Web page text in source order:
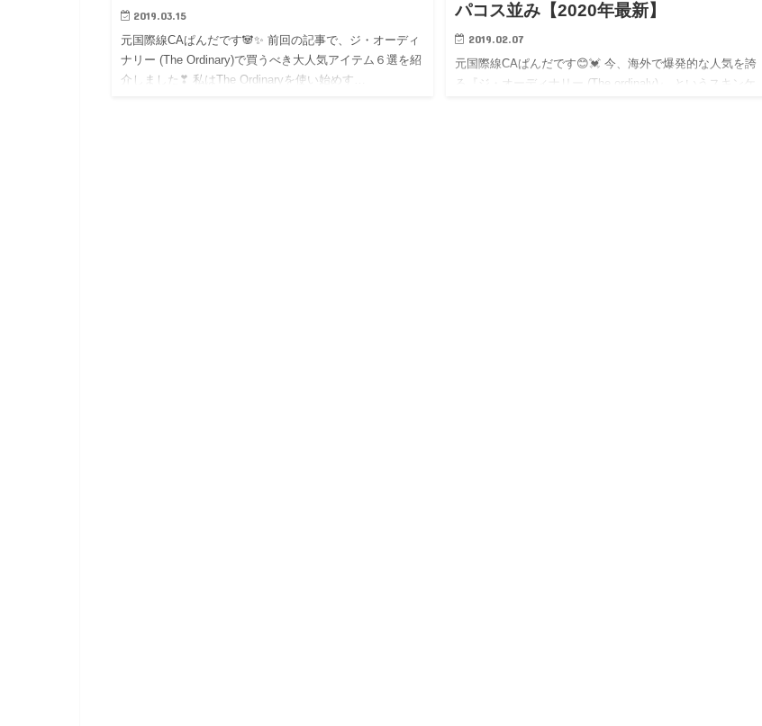
2019.03.15
元国際線CAぱんだです🐼✨ 前回の記事で、ジ・オーディ
ナリー (The Ordinary)で買うべき大人気アイテム６選を紹
介しました❣ 私はThe Ordinaryを使い始めす…
パコス並み【2020年最新】
2019.02.07
元国際線CAぱんだです😊💓 今、海外で爆発的な人気を誇
る『ジ・オーディナリー (The ordinaly)』 というスキンケ